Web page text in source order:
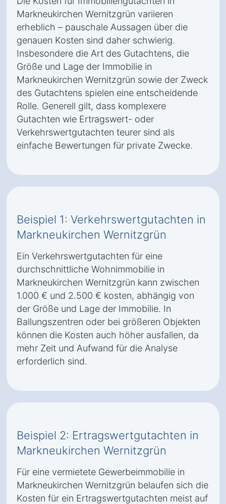
Markneukirchen Wernitzgrün variieren
erheblich – pauschale Aussagen über die
genauen Kosten sind daher schwierig.
Insbesondere die Art des Gutachtens, die
Größe und Lage der Immobilie in
Markneukirchen Wernitzgrün sowie der Zweck
des Gutachtens spielen eine entscheidende
Rolle. Generell gilt, dass komplexere
Gutachten wie Ertragswert- oder
Verkehrswertgutachten teurer sind als
einfache Bewertungen für private Zwecke.
Beispiel 1: Verkehrswertgutachten in
Markneukirchen Wernitzgrün
Ein Verkehrswertgutachten für eine
durchschnittliche Wohnimmobilie in
Markneukirchen Wernitzgrün kann zwischen
1.000 € und 2.500 € kosten, abhängig von
der Größe und Lage der Immobilie. In
Ballungszentren oder bei größeren Objekten
können die Kosten auch höher ausfallen, da
mehr Zeit und Aufwand für die Analyse
erforderlich sind.
Beispiel 2: Ertragswertgutachten in
Markneukirchen Wernitzgrün
Für eine vermietete Gewerbeimmobilie in
Markneukirchen Wernitzgrün belaufen sich die
Kosten für ein Ertragswertgutachten meist auf